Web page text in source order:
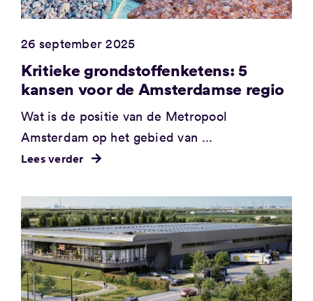
26 september 2025
Kritieke grondstoffenketens: 5
kansen voor de Amsterdamse regio
Wat is de positie van de Metropool
Amsterdam op het gebied van ...
Lees verder